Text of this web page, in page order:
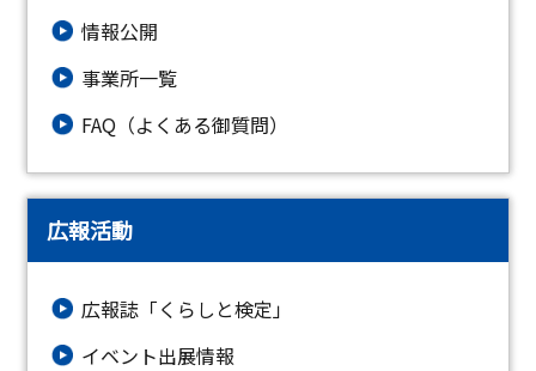
情報公開
事業所一覧
FAQ（よくある御質問）
広報活動
広報誌「くらしと検定」
イベント出展情報